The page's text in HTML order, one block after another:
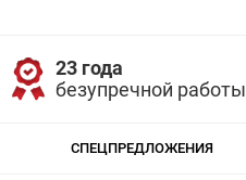
23 года
безупречной работы
СПЕЦПРЕДЛОЖЕНИЯ